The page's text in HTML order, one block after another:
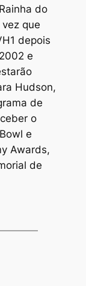
do
que
depois
e
Hudson,
de
o
e
Awards,
de